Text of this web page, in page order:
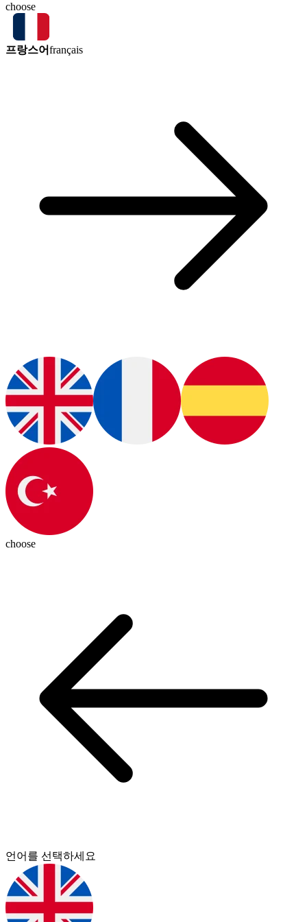
choose
프랑스어français
choose
언어를 선택하세요